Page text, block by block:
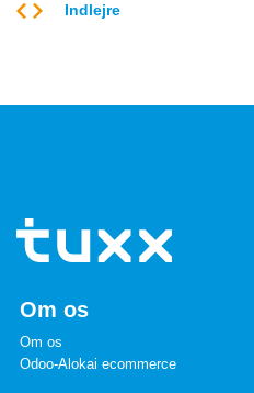
Indlejre
Om os
Om os
Odoo-Alokai ecommerce